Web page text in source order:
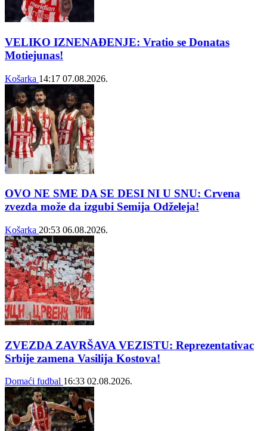
VELIKO IZNENAĐENJE: Vratio se Donatas
Motiejunas!
Košarka 14:17 07.08.2026.
OVO NE SME DA SE DESI NI U SNU: Crvena
zvezda može da izgubi Semija Odželeja!
Košarka 20:53 06.08.2026.
ZVEZDA ZAVRŠAVA VEZISTU: Reprezentativac
Srbije zamena Vasilija Kostova!
Domaći fudbal 16:33 02.08.2026.